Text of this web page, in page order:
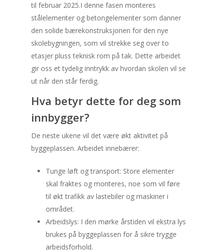
til februar 2025.I denne fasen monteres
stålelementer og betongelementer som danner
den solide bærekonstruksjonen for den nye
skolebygningen, som vil strekke seg over to
etasjer pluss teknisk rom på tak. Dette arbeidet
gir oss et tydelig inntrykk av hvordan skolen vil se
ut når den står ferdig.
Hva betyr dette for deg som
innbygger?
De neste ukene vil det være økt aktivitet på
byggeplassen. Arbeidet innebærer:
Tunge løft og transport: Store elementer
skal fraktes og monteres, noe som vil føre
til økt trafikk av lastebiler og maskiner i
området.
Arbeidslys: I den mørke årstiden vil ekstra lys
brukes på byggeplassen for å sikre trygge
arbeidsforhold.